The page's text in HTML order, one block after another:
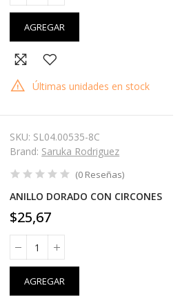
AGREGAR
Últimas unidades en stock
SKU: SL04.00535-8C
Brand: Saruka Rodriguez
(0 Reseñas)
ANILLO DORADO CON CIRCONES
$25,67
AGREGAR